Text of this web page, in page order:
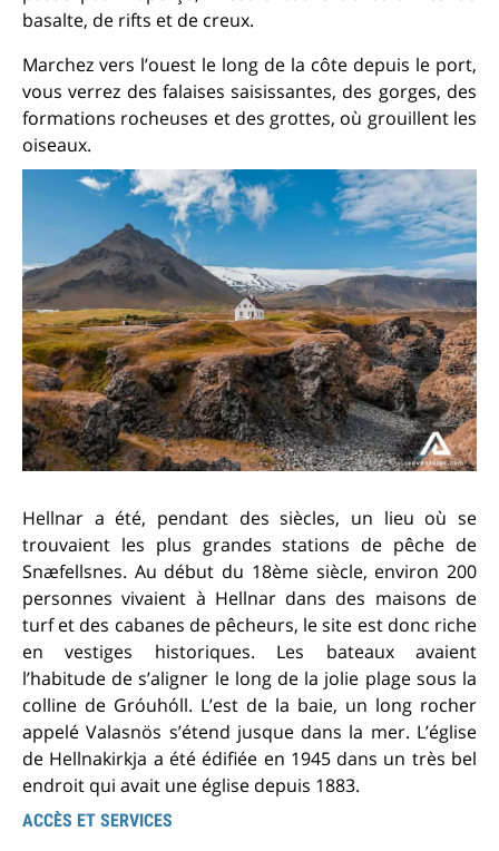
basalte, de rifts et de creux.
Marchez vers l’ouest le long de la côte depuis le port,
vous verrez des falaises saisissantes, des gorges, des
formations rocheuses et des grottes, où grouillent les
oiseaux.
Hellnar a été, pendant des siècles, un lieu où se
trouvaient les plus grandes stations de pêche de
Snæfellsnes. Au début du 18ème siècle, environ 200
personnes vivaient à Hellnar dans des maisons de
turf et des cabanes de pêcheurs, le site est donc riche
en vestiges historiques. Les bateaux avaient
l’habitude de s’aligner le long de la jolie plage sous la
colline de Gróuhóll. L’est de la baie, un long rocher
appelé Valasnös s’étend jusque dans la mer. L’église
de Hellnakirkja a été édifiée en 1945 dans un très bel
endroit qui avait une église depuis 1883.
ACCÈS ET SERVICES